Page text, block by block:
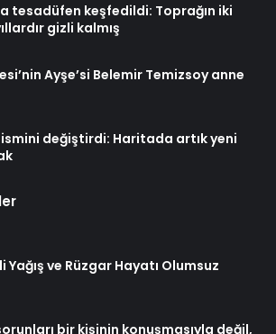
tesadüfen keşfedildi: Toprağın iki
gizli kalmış
Ayşe’si Belemir Temizsoy anne
ismini değiştirdi: Haritada artık yeni
Yağış ve Rüzgar Hayatı Olumsuz
bir kişinin konuşmasıyla değil,